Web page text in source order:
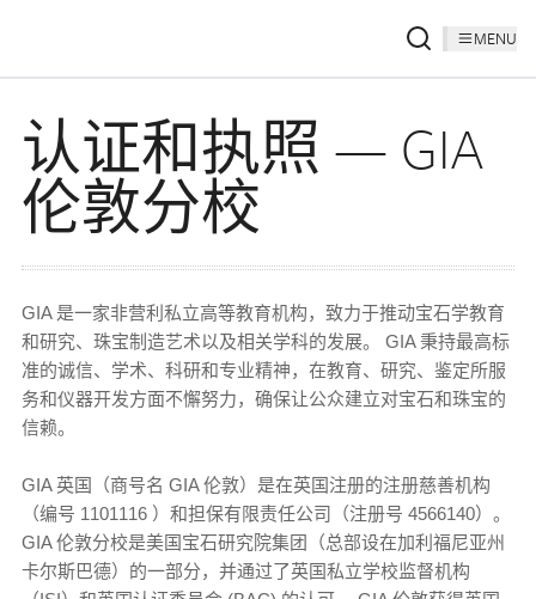
MENU
认证和执照 — GIA
伦敦分校
GIA 是一家非营利私立高等教育机构，致力于推动宝石学教育
和研究、珠宝制造艺术以及相关学科的发展。 GIA 秉持最高标
准的诚信、学术、科研和专业精神，在教育、研究、鉴定所服
务和仪器开发方面不懈努力，确保让公众建立对宝石和珠宝的
信赖。
GIA 英国（商号名 GIA 伦敦）是在英国注册的注册慈善机构
（编号 1101116 ）和担保有限责任公司（注册号 4566140）。
GIA 伦敦分校是美国宝石研究院集团（总部设在加利福尼亚州
卡尔斯巴德）的一部分，并通过了英国私立学校监督机构